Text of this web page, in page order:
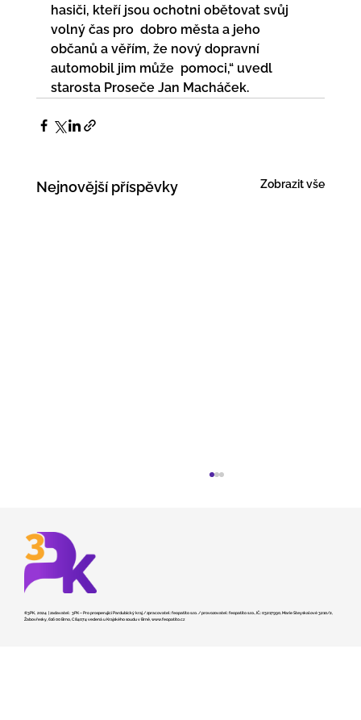
hasiči, kteří jsou ochotni obětovat svůj
volný čas pro  dobro města a jeho
občanů a věřím, že nový dopravní
automobil jim může  pomoci,“ uvedl
starosta Proseče Jan Macháček.
Nejnovější příspěvky Zobrazit vše
©3PK, 2024 | zadavatel: 3PK – Pro prosperující Pardubický kraj / zpracovatel: feopatito s.r.o. / provozovatel: feopatito s.r.o., IČ.: 03217990, Marie Steyskalové 3210/2,
Žabovřesky, 616 00 Brno, C 84074 vedená u Krajského soudu v Brně,www.feopatito.cz